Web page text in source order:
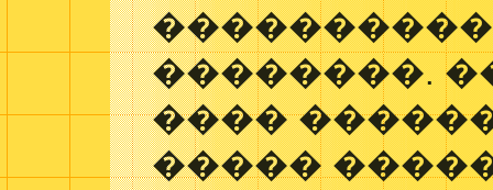
��������.
����
�����